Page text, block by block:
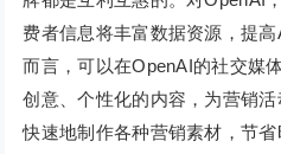
费者信息将丰富数据资源，提
而言，可以在OpenAI的社交媒
创意、个性化的内容，为营销
快速地制作各种营销素材，节